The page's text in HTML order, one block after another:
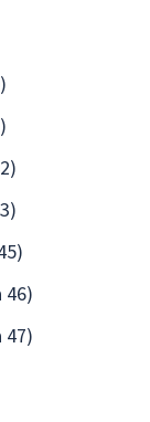
46)
47)